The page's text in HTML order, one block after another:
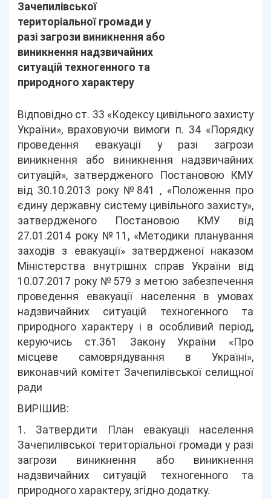
Зачепилівської
територіальної громади у
разі загрози виникнення або
виникнення надзвичайних
ситуацій техногенного та
природного характеру
Відповідно ст. 33 «Кодексу цивільного захисту
України», враховуючи вимоги п. 34 «Порядку
проведення евакуації у разі загрози
виникнення або виникнення надзвичайних
ситуацій», затвердженого Постановою КМУ
від 30.10.2013 року №841 , «Положення про
єдину державну систему цивільного захисту»,
затвердженого Постановою КМУ від
27.01.2014 року №11, «Методики планування
заходів з евакуації» затвердженої наказом
Міністерства внутрішніх справ України від
10.07.2017 року №579 з метою забезпечення
проведення евакуації населення в умовах
надзвичайних ситуацій техногенного та
природного характеру і в особливий період,
керуючись ст.361 Закону України «Про
місцеве самоврядування в Україні»,
виконавчий комітет Зачепилівської селищної
ради
ВИРІШИВ:
1. Затвердити План евакуації населення
Зачепилівської територіальної громади у разі
загрози виникнення або виникнення
надзвичайних ситуацій техногенного та
природного характеру, згідно додатку.